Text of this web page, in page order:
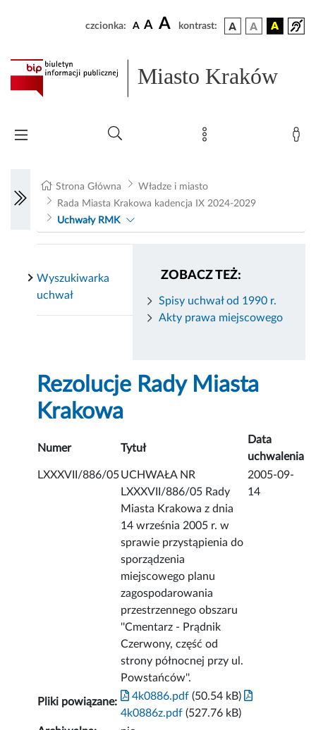
czcionka: A A A kontrast:
Miasto Kraków
Strona Główna
Władze i miasto
Rada Miasta Krakowa kadencja IX 2024-2029
Uchwały RMK
ZOBACZ TEŻ:
Spisy uchwał od 1990 r.
Akty prawa miejscowego
Wyszukiwarka
uchwał
Rezolucje Rady Miasta
Krakowa
Numer Tytuł
Data
uchwalenia
LXXXVII/886/05UCHWAŁA NR
LXXXVII/886/05 Rady
Miasta Krakowa z dnia
14 września 2005 r. w
sprawie przystąpienia do
sporządzenia
miejscowego planu
zagospodarowania
przestrzennego obszaru
''Cmentarz - Prądnik
Czerwony, część od
strony północnej przy ul.
Powstańców''.
2005-09-
14
Pliki powiązane: 4k0886.pdf (50.54 kB)
4k0886z.pdf (527.76 kB)